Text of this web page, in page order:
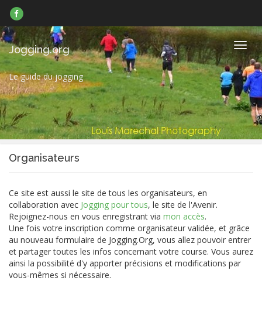
sur
Facebook
Jogging.org
Le guide du jogging
Organisateurs
Ce site est aussi le site de tous les organisateurs, en
collaboration avec Jogging pour tous, le site de l'Avenir.
Rejoignez-nous en vous enregistrant via mon accès.
Une fois votre inscription comme organisateur validée, et grâce
au nouveau formulaire de Jogging.Org, vous allez pouvoir entrer
et partager toutes les infos concernant votre course. Vous aurez
ainsi la possibilité d'y apporter précisions et modifications par
vous-mêmes si nécessaire.